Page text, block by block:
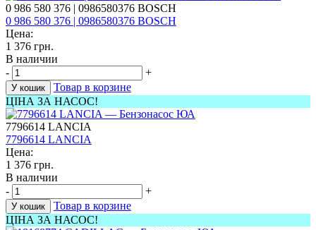
0 986 580 376 | 0986580376 BOSCH
0 986 580 376 | 0986580376 BOSCH
Цена:
1 376 грн.
В наличии
-
+
У кошик
Товар в корзине
ЦІНА ЗА НАСОС!
7796614 LANCIA
7796614 LANCIA
Цена:
1 376 грн.
В наличии
-
+
У кошик
Товар в корзине
ЦІНА ЗА НАСОС!